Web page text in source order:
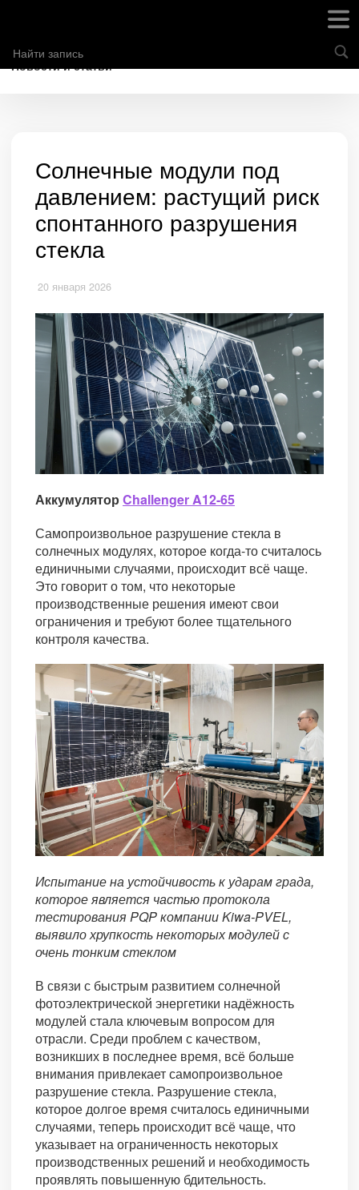
Новости и статьи
Солнечные модули под
давлением: растущий риск
спонтанного разрушения
стекла
20 января 2026
Аккумулятор Challenger A12-65
Самопроизвольное разрушение стекла в
солнечных модулях, которое когда-то считалось
единичными случаями, происходит всё чаще.
Это говорит о том, что некоторые
производственные решения имеют свои
ограничения и требуют более тщательного
контроля качества.
Испытание на устойчивость к ударам града,
которое является частью протокола
тестирования PQP компании Kiwa-PVEL,
выявило хрупкость некоторых модулей с
очень тонким стеклом
В связи с быстрым развитием солнечной
фотоэлектрической энергетики надёжность
модулей стала ключевым вопросом для
отрасли. Среди проблем с качеством,
возникших в последнее время, всё больше
внимания привлекает самопроизвольное
разрушение стекла. Разрушение стекла,
которое долгое время считалось единичными
случаями, теперь происходит всё чаще, что
указывает на ограниченность некоторых
производственных решений и необходимость
проявлять повышенную бдительность.